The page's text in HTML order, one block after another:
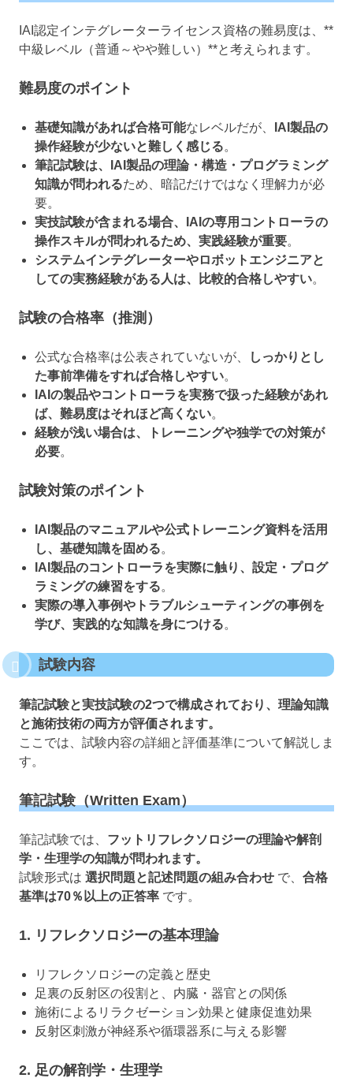
IAI認定インテグレーターライセンス資格の難易度は、**
中級レベル（普通～やや難しい）**と考えられます。
難易度のポイント
基礎知識があれば合格可能なレベルだが、
IAI製品の
操作経験が少ないと難しく感じる。
筆記試験は、IAI製品の理論・構造・プログラミング
知識が問われるため、暗記だけではなく理解力が必
要。
実技試験が含まれる場合、IAIの専用コントローラの
操作スキルが問われるため、実践経験が重要。
システムインテグレーターやロボットエンジニアと
しての実務経験がある人は、比較的合格しやすい。
試験の合格率（推測）
公式な合格率は公表されていないが、
しっかりとし
た事前準備をすれば合格しやすい。
IAIの製品やコントローラを実務で扱った経験があれ
ば、難易度はそれほど高くない。
経験が浅い場合は、トレーニングや独学での対策が
必要。
試験対策のポイント
IAI製品のマニュアルや公式トレーニング資料を活用
し、基礎知識を固める。
IAI製品のコントローラを実際に触り、設定・プログ
ラミングの練習をする。
実際の導入事例やトラブルシューティングの事例を
学び、実践的な知識を身につける。
試験内容
筆記試験と実技試験の2つで構成されており、理論知識
と施術技術の両方が評価されます。
ここでは、試験内容の詳細と評価基準について解説しま
す。
筆記試験（Written Exam）
筆記試験では、 フットリフレクソロジーの理論や解剖
学・生理学の知識が問われます。
試験形式は 選択問題と記述問題の組み合わせ で、 合格
基準は70％以上の正答率 です。
1. リフレクソロジーの基本理論
リフレクソロジーの定義と歴史
足裏の反射区の役割と、内臓・器官との関係
施術によるリラクゼーション効果と健康促進効果
反射区刺激が神経系や循環器系に与える影響
2. 足の解剖学・生理学